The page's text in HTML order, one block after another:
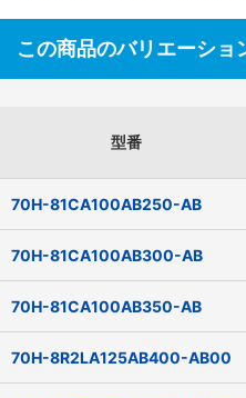
この商品のバリエーショ
型番
70H-81CA100AB250-AB
70H-81CA100AB300-AB
70H-81CA100AB350-AB
70H-8R2LA125AB400-AB00